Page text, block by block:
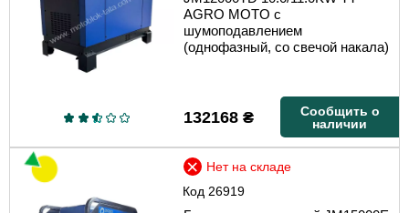
AGRO MOTO с
шумоподавлением
(однофазный, со свечой накала)
132168₴
Сообщить о
наличии
Код 26919
Нет на складе